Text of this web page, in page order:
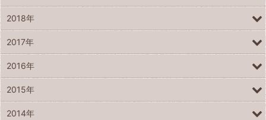
2018年
2017年
2016年
2015年
2014年